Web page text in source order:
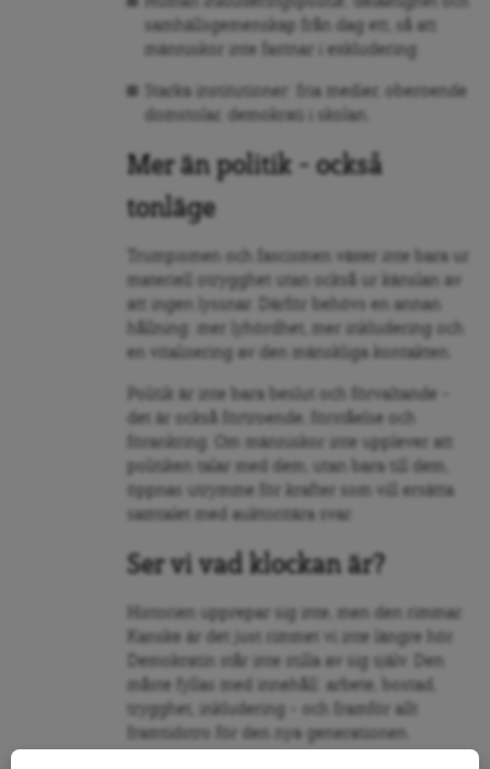
samhällsgemenskap från dag ett, så att
människor inte fastnar i exkludering.
Starka institutioner: fria medier, oberoende
domstolar, demokrati i skolan.
Mer än politik – också
tonläge
Trumpismen och fascismen växer inte bara ur
materiell otrygghet utan också ur känslan av
att ingen lyssnar. Därför behövs en annan
hållning: mer lyhördhet, mer inkludering och
en vitalisering av den mänskliga kontakten.
Politik är inte bara beslut och förvaltande –
det är också förtroende, förståelse och
förankring. Om människor inte upplever att
politiken talar med dem, utan bara till dem,
öppnas utrymme för krafter som vill ersätta
samtalet med auktoritära svar.
Ser vi vad klockan är?
Historien upprepar sig inte, men den rimmar.
Kanske är det just rimmet vi inte längre hör.
Demokratin står inte stilla av sig själv. Den
måste fyllas med innehåll: arbete, bostad,
trygghet, inkludering – och framför allt
framtidstro för den nya generationen.